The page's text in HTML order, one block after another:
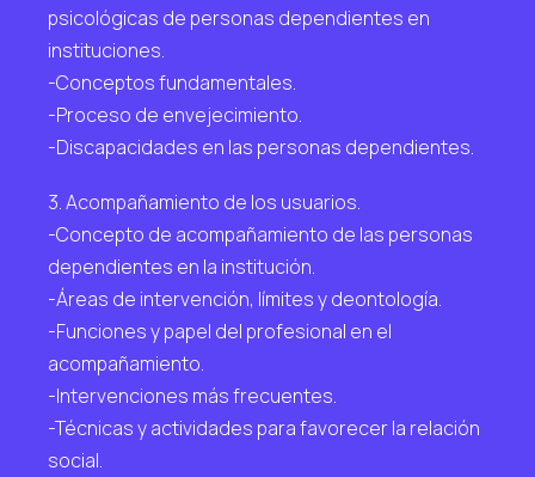
psicológicas de personas dependientes en
instituciones.
-Conceptos fundamentales.
-Proceso de envejecimiento.
-Discapacidades en las personas dependientes.
3. Acompañamiento de los usuarios.
-Concepto de acompañamiento de las personas
dependientes en la institución.
-Áreas de intervención, límites y deontología.
-Funciones y papel del profesional en el
acompañamiento.
-Intervenciones más frecuentes.
-Técnicas y actividades para favorecer la relación
social.